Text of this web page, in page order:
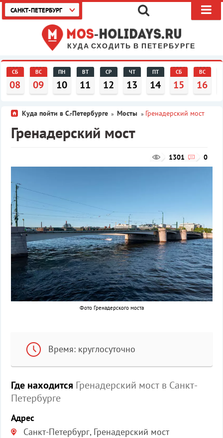
КУДА СХОДИТЬ В ПЕТЕРБУРГЕ
САНКТ-ПЕТЕРБУРГ
СБ
08
ВС
09
ПН
10
ВТ
11
СР
12
ЧТ
13
ПТ
14
СБ
15
ВС
16
Куда пойти в С.-Петербурге » Мосты » Гренадерский мост
Гренадерский мост
0
1301
Фото Гренадерского моста
Время: круглосуточно
Где находится Гренадерский мост в Санкт-
Петербурге
Адрес
Санкт-Петербург, Гренадерский мост